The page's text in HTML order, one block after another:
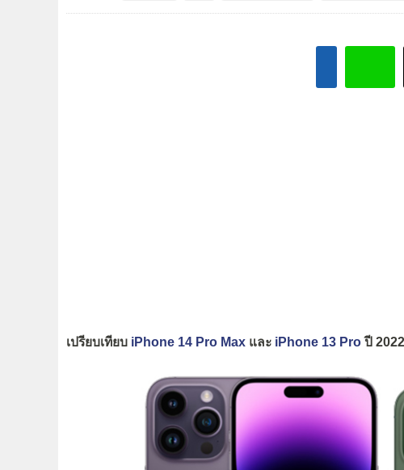
เปรียบเทียบ iPhone 14 Pro Max และ iPhone 13 Proปี